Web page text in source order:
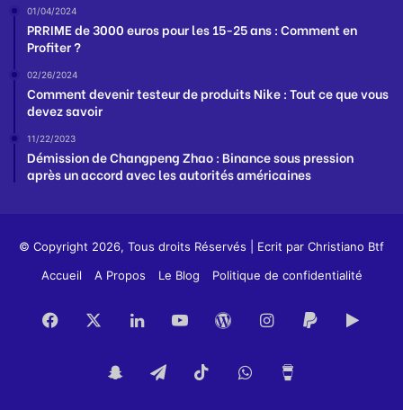
01/04/2024
PRRIME de 3000 euros pour les 15-25 ans : Comment en
Profiter ?
02/26/2024
Comment devenir testeur de produits Nike : Tout ce que vous
devez savoir
11/22/2023
Démission de Changpeng Zhao : Binance sous pression
après un accord avec les autorités américaines
© Copyright 2026, Tous droits Réservés | Ecrit par Christiano Btf
Accueil
A Propos Le Blog Politique de confidentialité
Facebook LinkedinYouTubeWordPress
Instagram
PayPal
SnapchatTelegramTikTokWhatsApp